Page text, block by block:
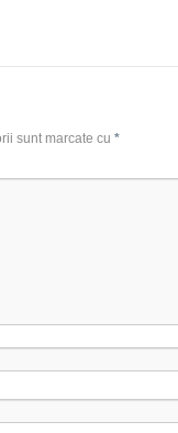
sunt marcate cu *